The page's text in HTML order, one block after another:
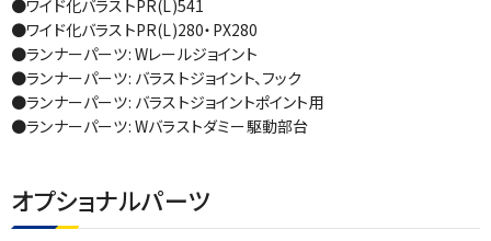
●ワイド化バラストPR(L)541
●ワイド化バラストPR(L)280・PX280
●ランナーパーツ: Wレールジョイント
●ランナーパーツ: バラストジョイント、フック
●ランナーパーツ: バラストジョイントポイント用
●ランナーパーツ: Wバラストダミー駆動部台
オプショナルパーツ